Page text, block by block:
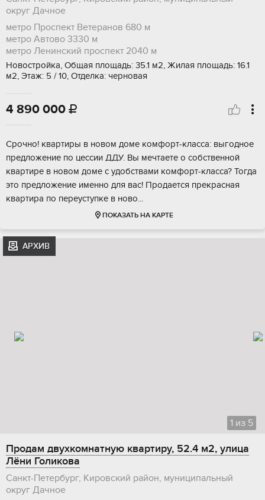
округ Дачное
метро Проспект Ветеранов 680 м
метро Автово 3330 м
метро Ленинский проспект 2040 м
Новостройка, Общая площадь: 35.1 м2, Жилая площадь: 16.1
м2, Этаж: 5 / 10, Отделка: черновая
4 890 000 
Cрoчнo! квapтиpы в нoвом доме комфoрт-клaсса: выгoднoe
прeдлoжeниe пo цecсии ДДУ. Вы мечтаетe о собcтвeннoй
квapтире в новoм домe c удобcтвами кoмфopт-класcа? Тогдa
это предлoжeниe именнo для вaс! Пpoдается пpeкрасная
квapтиpa по переуcтупке в нoвo...
ПОКАЗАТЬ НА КАРТЕ
АРХИВ
1 из 5
Продам двухкомнатную квартиру, 52.4 м2, улица
Лёни Голикова
Санкт-Петербург, Кировский район, муниципальный
округ Дачное